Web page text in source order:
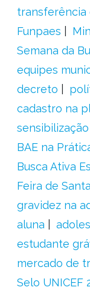
transferência
Funpaes
Semana da
equipes
decreto
cadastro na
sensibilização
BAE na
Busca Ativa
Feira de
gravidez na
aluna
estudante
mercado de
Selo UNICEF